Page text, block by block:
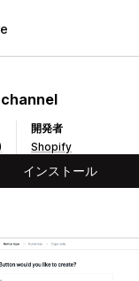
開発者
Shopify
インストール